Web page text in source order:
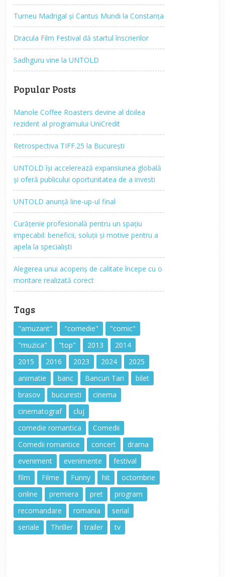
Turneu Madrigal și Cantus Mundi la Constanța
Dracula Film Festival dă startul înscrierilor
Sadhguru vine la UNTOLD
Popular Posts
Manole Coffee Roasters devine al doilea
rezident al programului UniCredit
Retrospectiva TIFF.25 la București
UNTOLD își accelerează expansiunea globală
și oferă publicului oportunitatea de a investi
UNTOLD anunță line-up-ul final
Curățenie profesională pentru un spațiu
impecabil: beneficii, soluții și motive pentru a
apela la specialiști
Alegerea unui acoperiș de calitate începe cu o
montare realizată corect
Tags
"amuzant" "comedie"
"comic"
"muzica"
"top" 2013
2014
2015
2016 2023 2024
2025
animatie
banc Bancuri Tari
bilet
brasov
bucuresti
cinema
cinematograf
cluj
comedie romantica
Comedii
Comedii romantice
concert
drama
eveniment
evenimente
festival
film
Filme Funny hit
octombrie
online
premiera pret
program
recomandare
romania
serial
seriale
Thriller trailer tv